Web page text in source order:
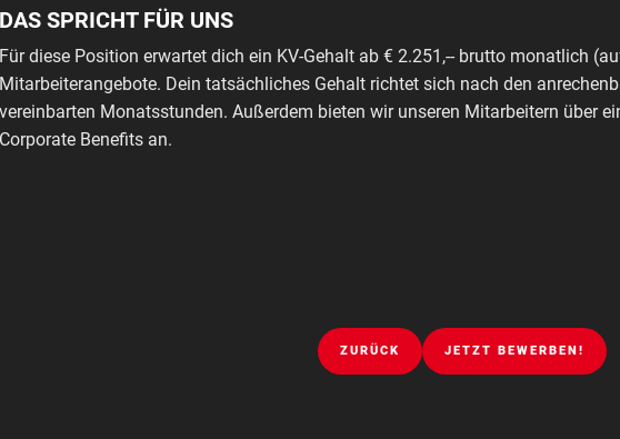
DAS SPRICHT FÜR UNS
Für diese Position erwartet dich ein KV-Gehalt ab € 2.251,-- brutto monatlich
Mitarbeiterangebote. Dein tatsächliches Gehalt richtet sich nach den
vereinbarten Monatsstunden. Außerdem bieten wir unseren Mitarbeitern über
Corporate Benefits an.
ZURÜCK JETZT BEWERBEN!